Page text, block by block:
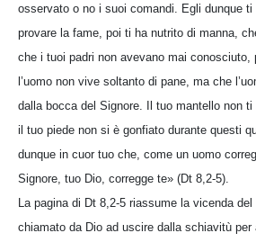
osservato o no i suoi comandi. Egli dunque
provare la fame, poi ti ha nutrito di manna,
che i tuoi padri non avevano mai conosciuto,
l’uomo non vive soltanto di pane, ma che
dalla bocca del Signore. Il tuo mantello non
il tuo piede non si è gonfiato durante questi
dunque in cuor tuo che, come un uomo
Signore, tuo Dio, corregge te» (Dt 8,2-5).
La pagina di Dt 8,2-5 riassume la vicenda
chiamato da Dio ad uscire dalla schiavitù per